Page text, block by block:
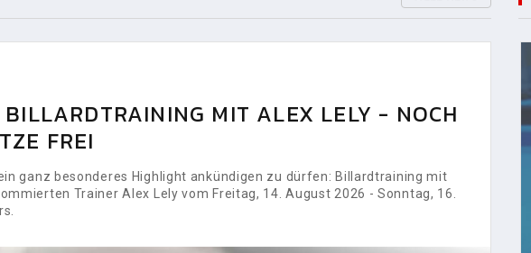
BILLARDTRAINING MIT ALEX LELY - NOCH
FREI
ganz besonderes Highlight ankündigen zu dürfen: Billardtraining mit
Trainer Alex Lely vom Freitag, 14. August 2026 - Sonntag, 16.